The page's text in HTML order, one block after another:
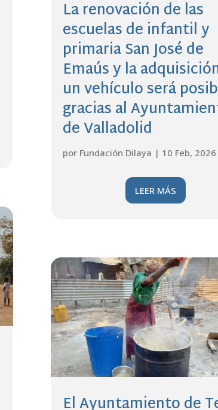
La renovación de las
escuelas de infantil y
primaria San José de
Emaús y la
un vehículo será
gracias al
de Valladolid
por Fundación Dilaya | 10 Feb, 2026
LEER MÁS
El Ayuntamiento de